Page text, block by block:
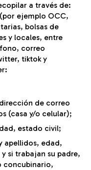
a través de:
ejemplo OCC,
bolsas de
y locales, entre
correo
tiktok y
de correo
(casa y/o celular);
estado civil;
apellidos, edad,
si trabajan su padre,
concubinario,